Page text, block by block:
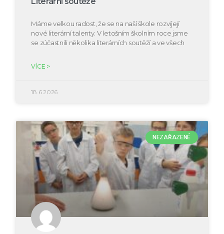
Máme velkou radost, že se na naší škole rozvíjejí
nové literární talenty. V letošním školním roce jsme
se zúčastnili několika literárních soutěží a ve všech
VÍCE >
18.6.2026
NEZAŘAZENÉ